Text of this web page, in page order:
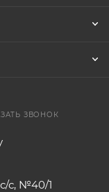
ЗВОНОК
с, №40/1